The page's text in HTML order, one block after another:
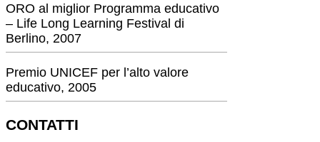
ORO al miglior Programma educativo
– Life Long Learning Festival di
Berlino, 2007
Premio UNICEF per l’alto valore
educativo, 2005
CONTATTI